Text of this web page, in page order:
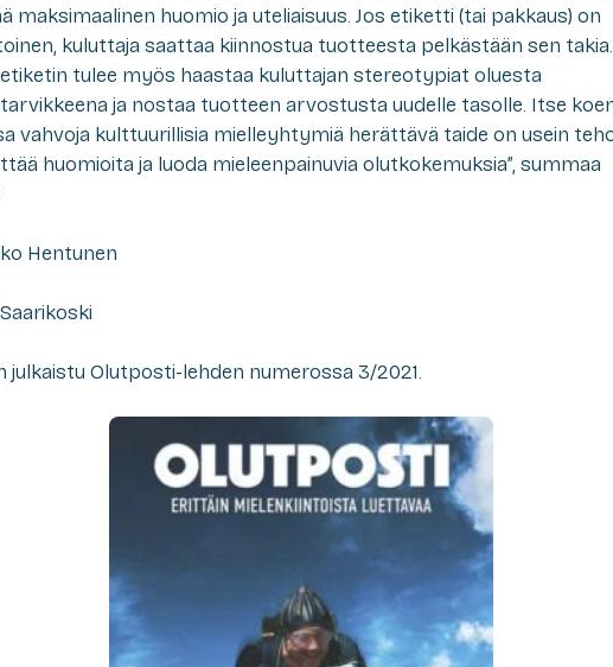
maksimaalinen huomio ja uteliaisuus. Jos etiketti (tai pakkaus) on
kuluttaja saattaa kiinnostua tuotteesta pelkästään sen
tulee myös haastaa kuluttajan stereotypiat oluesta
ja nostaa tuotteen arvostusta uudelle tasolle. Itse
vahvoja kulttuurillisia mielleyhtymiä herättävä taide on usein
huomioita ja luoda mieleenpainuvia olutkokemuksia”, summaa
Hentunen
julkaistu Olutposti-lehden numerossa 3/2021.